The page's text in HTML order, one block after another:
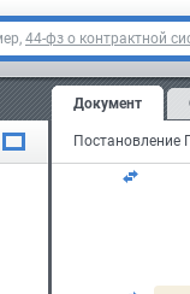
44-фз о контрактной
Документ